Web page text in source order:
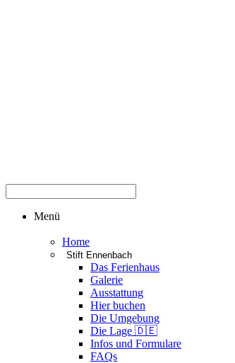
Menü
Home
Stift Ennenbach
Das Ferienhaus
Galerie
Ausstattung
Hier buchen
Die Umgebung
Die Lage 🇩🇪
Infos und Formulare
FAQs